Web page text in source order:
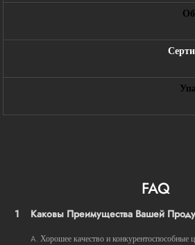
FAQ
1 Каковы Преимущества Вашей
A. Хорошее качество и конкурентоспособные